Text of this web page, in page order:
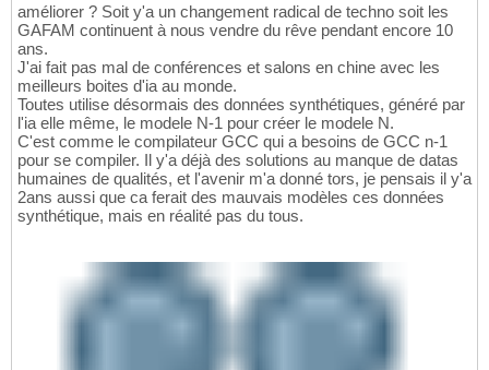
améliorer ? Soit y'a un changement radical de techno soit les
GAFAM continuent à nous vendre du rêve pendant encore 10
ans.
J'ai fait pas mal de conférences et salons en chine avec les
meilleurs boites d'ia au monde.
Toutes utilise désormais des données synthétiques, généré par
l'ia elle même, le modele N-1 pour créer le modele N.
C'est comme le compilateur GCC qui a besoins de GCC n-1
pour se compiler. Il y'a déjà des solutions au manque de datas
humaines de qualités, et l'avenir m'a donné tors, je pensais il y'a
2ans aussi que ca ferait des mauvais modèles ces données
synthétique, mais en réalité pas du tous.